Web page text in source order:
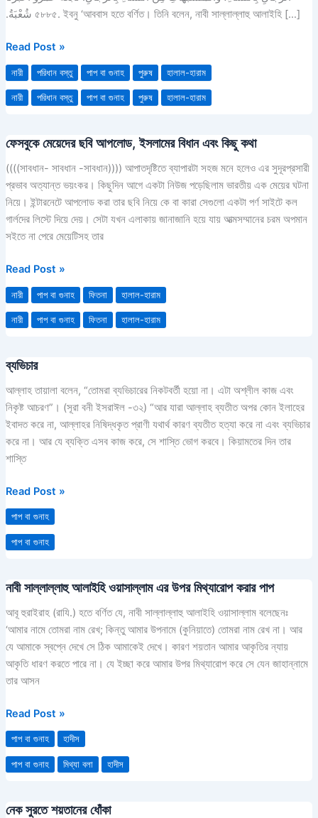
شُعْبَةُ‏.‏ ৫৮৮৫. ইবনু ‘আববাস হতে বর্ণিত। তিনি বলেন, নাবী সাল্লাল্লাহু আলাইহি […]
নারীর
পুরুষের
বেশ
প্রসঙ্গে।
Read Post »
নারী পরিধান বস্তু পাপ বা গুনাহ পুরুষ হালাল-হারাম
নারী পরিধান বস্তু পাপ বা গুনাহ পুরুষ হালাল-হারাম
ফেসবুকে মেয়েদের ছবি আপলোড, ইসলামের বিধান এবং কিছু কথা
((((সাবধান- সাবধান -সাবধান)))) আপাতদৃষ্টিতে ব্যাপারটা সহজ মনে হলেও এর সুদূরপ্রসারী
প্রভাব অত্যান্ত ভয়ংকর। কিছুদিন আগে একটা নিউজ পড়েছিলাম ভারতীয় এক মেয়ের ঘটনা
নিয়ে। ইন্টারনেটে আপলোড করা তার ছবি নিয়ে কে বা কারা সেগুলো একটা পর্ণ সাইটে কল
গার্লদের লিস্টে দিয়ে দেয়। সেটা যখন এলাকায় জানাজানি হয়ে যায় আত্মসম্মানের চরম অপমান
সইতে না পেরে মেয়েটিসহ তার
ফেসবুকে
ছবি
আপলোড,
ইসলামের
এবং
কিছু
Read Post »
নারী পাপ বা গুনাহ ফিতনা হালাল-হারাম
নারী পাপ বা গুনাহ ফিতনা হালাল-হারাম
ব্যভিচার
আল্লাহ তায়ালা বলেন, “তোমরা ব্যভিচারের নিকটবর্তী হয়ো না। এটা অশ্লীল কাজ এবং
নিকৃষ্ট আচরণ”। (সূরা বনী ইসরাঈল -৩২) “আর যারা আল্লাহ ব্যতীত অপর কোন ইলাহের
ইবাদত করে না, আল্লাহর নিষিদ্ধকৃত প্রাণী যথার্থ কারণ ব্যতীত হত্যা করে না এবং ব্যভিচার
করে না। আর যে ব্যক্তি এসব কাজ করে, সে শাস্তি ভোগ করবে। কিয়ামতের দিন তার
শাস্তি
ব্যভিচার
Read Post »
পাপ বা গুনাহ
পাপ বা গুনাহ
নাবী সাল্লাল্লাহু আলাইহি ওয়াসাল্লাম এর উপর মিথ্যারোপ করার পাপ
আবূ হুরাইরাহ (রাযি.) হতে বর্ণিত যে, নাবী সাল্লাল্লাহু আলাইহি ওয়াসাল্লাম বলেছেনঃ
‘আমার নামে তোমরা নাম রেখ; কিন্তু আমার উপনামে (কুনিয়াতে) তোমরা নাম রেখ না। আর
যে আমাকে স্বপ্নে দেখে সে ঠিক আমাকেই দেখে। কারণ শয়তান আমার আকৃতির ন্যায়
আকৃতি ধারণ করতে পারে না। যে ইচ্ছা করে আমার উপর মিথ্যারোপ করে সে যেন জাহান্নামে
তার আসন
নাবী
আলাইহি
উপর
করার
Read Post »
পাপ বা গুনাহ হাদীস
পাপ বা গুনাহ মিথ্যা বলা হাদীস
নেক সুরতে শয়তানের ধোঁকা
নেক